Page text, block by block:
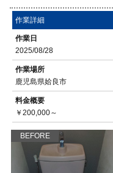
作業詳細
作業日
2025/08/28
作業場所
鹿児島県姶良市
料金概要
￥200,000～
BEFORE